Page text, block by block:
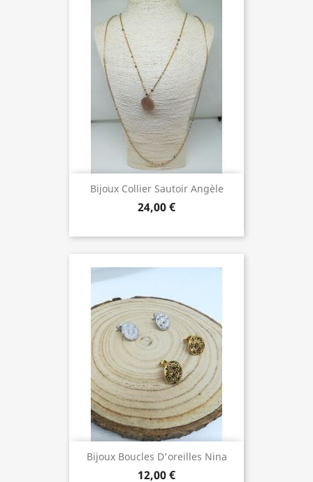
Bijoux Collier Sautoir Angèle
24,00 €
Bijoux Boucles D'oreilles Nina
12,00 €